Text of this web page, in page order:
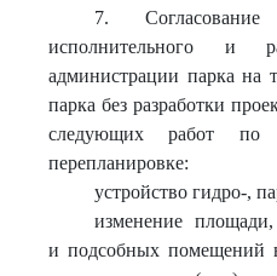
7. Согласование
исполнительного и
администрации парка на
парка без разработки
следующих работ по
перепланировке:
устройство гидро-,
изменение
и подсобных помещений